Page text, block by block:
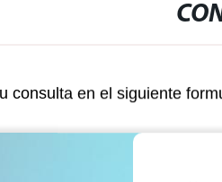
consulta en el siguiente